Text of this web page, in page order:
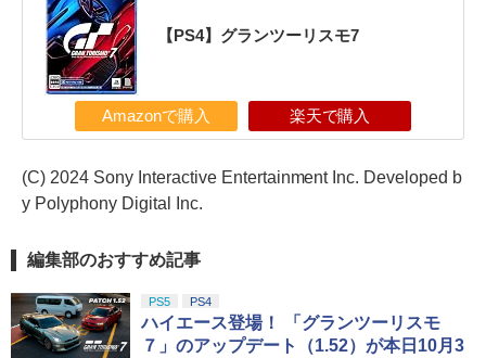
【PS4】グランツーリスモ7
Amazonで購入 楽天で購入
(C) 2024 Sony Interactive Entertainment Inc. Developed b
y Polyphony Digital Inc.
編集部のおすすめ記事
PS5 PS4
ハイエース登場！ 「グランツーリスモ
７」のアップデート（1.52）が本日10月3